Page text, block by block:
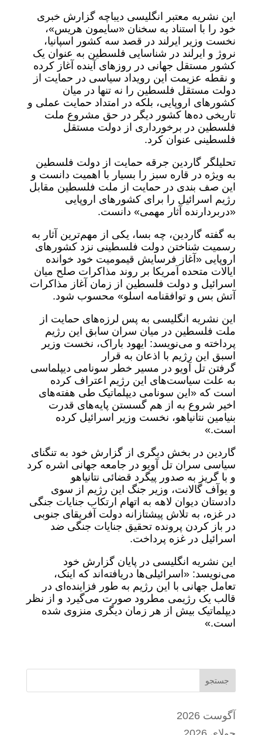
این نشریه معتبر انگلیسی دیباچه گزارش خبری
خود را با استناد به سخنان «سایمون هریس»،
نخست وزیر ایرلند در قصد سه کشور اسپانیا،
نروژ و ایرلند در شناسایی فلسطین به عنوان یک
کشور مستقل جهانی در روزهای آینده آغاز کرده
و نقطه عزیمت این رویداد سیاسی در حمایت از
دولت مستقل فلسطین را نه تنها در میان
کشورهای اروپایی، بلکه در امتداد حمایت عملی و
تاریخی ده‌ها کشور دیگر در حق مشروع ملت
فلسطین در برخورداری از دولت مستقل
فلسطینی عنوان کرد.
تحلیلگر گاردین جرقه حمایت از دولت فلسطین
به ویژه در قاره سبز را بسیار با اهمیت دانست و
این صف بندی در حمایت از ملت فلسطین مقابل
رژیم اسرائیل را برای کشورهای اروپایی
«دربردارنده آثار مهمی» دانست.
به گفته گاردین، چه بسا، یکی از مهم‌ترین آثار به
رسمیت شناختن دولت فلسطینی نزد کشورهای
اروپایی «آغاز فرسایش قیمومیت خود خوانده
ایالات متحده آمریکا بر روند مذاکرات صلح میان
اسرائیل و دولت فلسطین از زمان آغاز مذاکرات
آتش بس و توافقنامه اسلو» محسوب شود.
این نشریه انگلیسی به پس لرزه‌های حمایت از
ملت فلسطین در میان سران سابق این رژیم
پرداخته و می‌نویسد: ایهود باراک، نخست وزیر
اسبق این رژیم با اذعان به قرار
گرفتن تل آویو در مسیر خطر سونامی دیپلماسی
به علت سیاست‌های این رژیم اعتراف کرده
است که «این سونامی دیپلماتیک طی هفته‌های
اخیر شروع به از هم گسستن پایه‌های قدرت
بنیامین نتانیاهو، نخست وزیر اسرائیل کرده
است.»
گاردین در بخش دیگری از گزارش خود به تنگنای
سیاسی سران تل آویو در جامعه جهانی اشره کرد
و با گریز به صدور پیگرد قضائی نتانیاهو
و یوآف گالانت، وزیر جنگ این رژیم از سوی
دادستان دیوان لاهه به اتهام ارتکاب جنایات جنگی
در غزه، به تلاش پیشتازانه دولت آفریقای جنوبی
در باز کردن پرونده تحقیق جنایات جنگی ضد
اسرائیل در غزه پرداخت.
این نشریه انگلیسی در پایان گزارش خود
می‌نویسد: «اسرائیلی‌ها دریافته‌اند که اینک،
تعامل جهانی با این رژیم به طور فزاینده‌ای در
قالب یک رژیمی مطرود صورت می‌گیرد و از نظر
دیپلماتیک بیش از هر زمان دیگری منزوی شده
است.»
جستجو
آگوست 2026